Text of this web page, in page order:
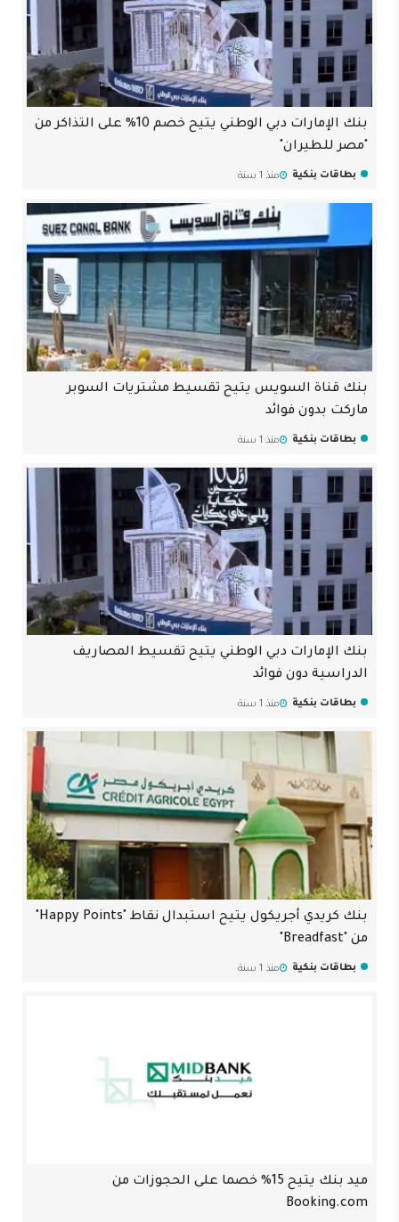
بنك الإمارات دبي الوطني يتيح خصم 10% على التذاكر من
"مصر للطيران"
بطاقات بنكية منذ 1 سنة
بنك قناة السويس يتيح تقسيط مشتريات السوبر
ماركت بدون فوائد
بطاقات بنكية منذ 1 سنة
بنك الإمارات دبي الوطني يتيح تقسيط المصاريف
الدراسية دون فوائد
بطاقات بنكية منذ 1 سنة
من "Breadfast"
بطاقات بنكية منذ 1 سنة
ميد بنك يتيح 15% خصما على الحجوزات من
Booking.com